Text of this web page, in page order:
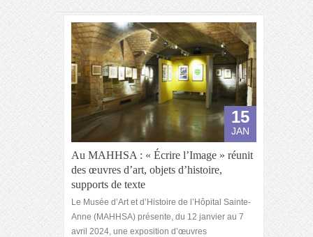
15
JAN
Au MAHHSA : « Écrire l’Image » réunit
des œuvres d’art, objets d’histoire,
supports de texte
Le Musée d’Art et d’Histoire de l’Hôpital Sainte-
Anne (MAHHSA) présente, du 12 janvier au 7
avril 2024, une exposition d’œuvres